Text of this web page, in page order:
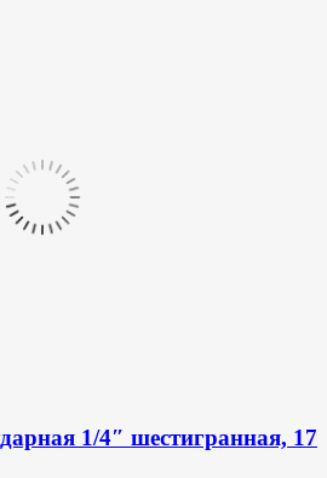
1/4″ шестигранная, 17